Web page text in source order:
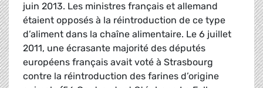
juin 2013. Les ministres français et allemand
étaient opposés à la réintroduction de ce type
d’aliment dans la chaîne alimentaire. Le 6 juillet
2011, une écrasante majorité des députés
européens français avait voté à Strasbourg
contre la réintroduction des farines d’origine